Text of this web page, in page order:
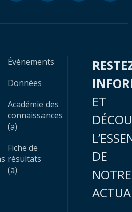
Évènements
Données
Académie des
connaissances
(a)
Fiche de
résultats
(a)
ET
DE
NOTRE